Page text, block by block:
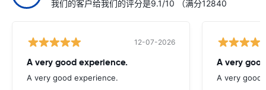
我们的客户给我们的评分是9.1/10 （满分12840
12-07-2026
A very good experience.
A very good experience.
A very
A very good